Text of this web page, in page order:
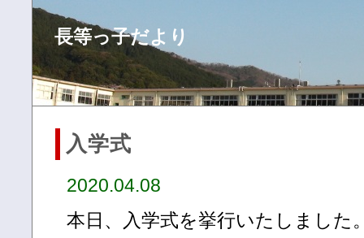
長等っ子だより
入学式
2020.04.08
本日、入学式を挙行いたしました